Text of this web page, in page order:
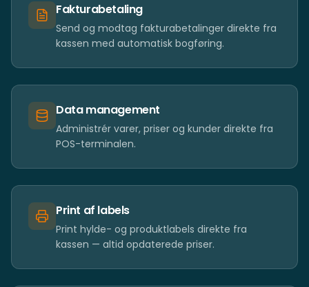
Fakturabetaling
Send og modtag fakturabetalinger direkte fra
kassen med automatisk bogføring.
Data management
Administrér varer, priser og kunder direkte fra
POS-terminalen.
Print af labels
Print hylde- og produktlabels direkte fra
kassen — altid opdaterede priser.